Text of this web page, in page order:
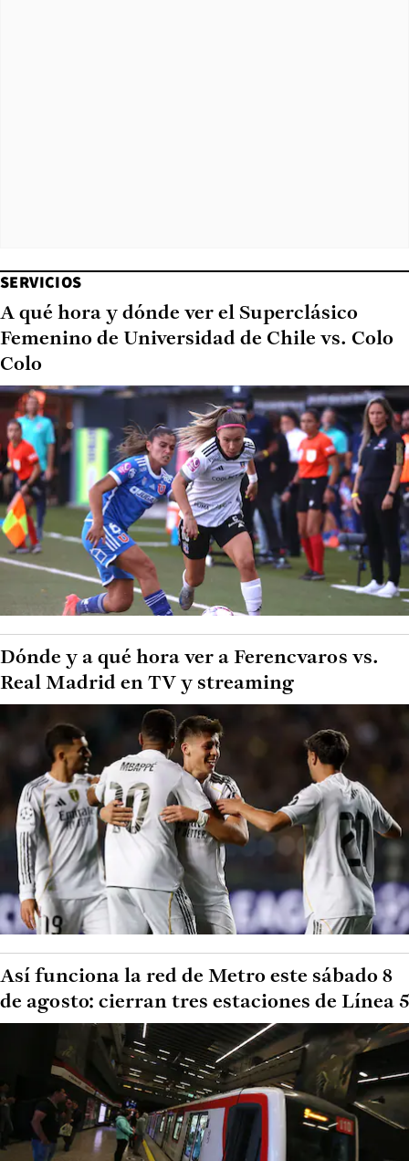
SERVICIOS
A qué hora y dónde ver el Superclásico
Femenino de Universidad de Chile vs. Colo
Colo
Dónde y a qué hora ver a Ferencvaros vs.
Real Madrid en TV y streaming
Así funciona la red de Metro este sábado 8
de agosto: cierran tres estaciones de Línea 5